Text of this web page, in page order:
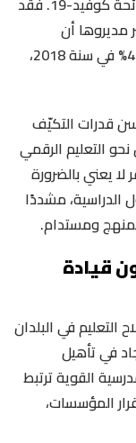
مديروها أن
أساتذتهم يتوفرون على كفايات رقمية من 41% في سنة 2018،
قدرات التكيّف
التعليم الرقمي
لا يعني بالضرورة
الدراسية، مشددًا
ومستدام.
قيادة
التعليم في البلدان
في تأهيل
القوية ترتبط
المؤسسات،